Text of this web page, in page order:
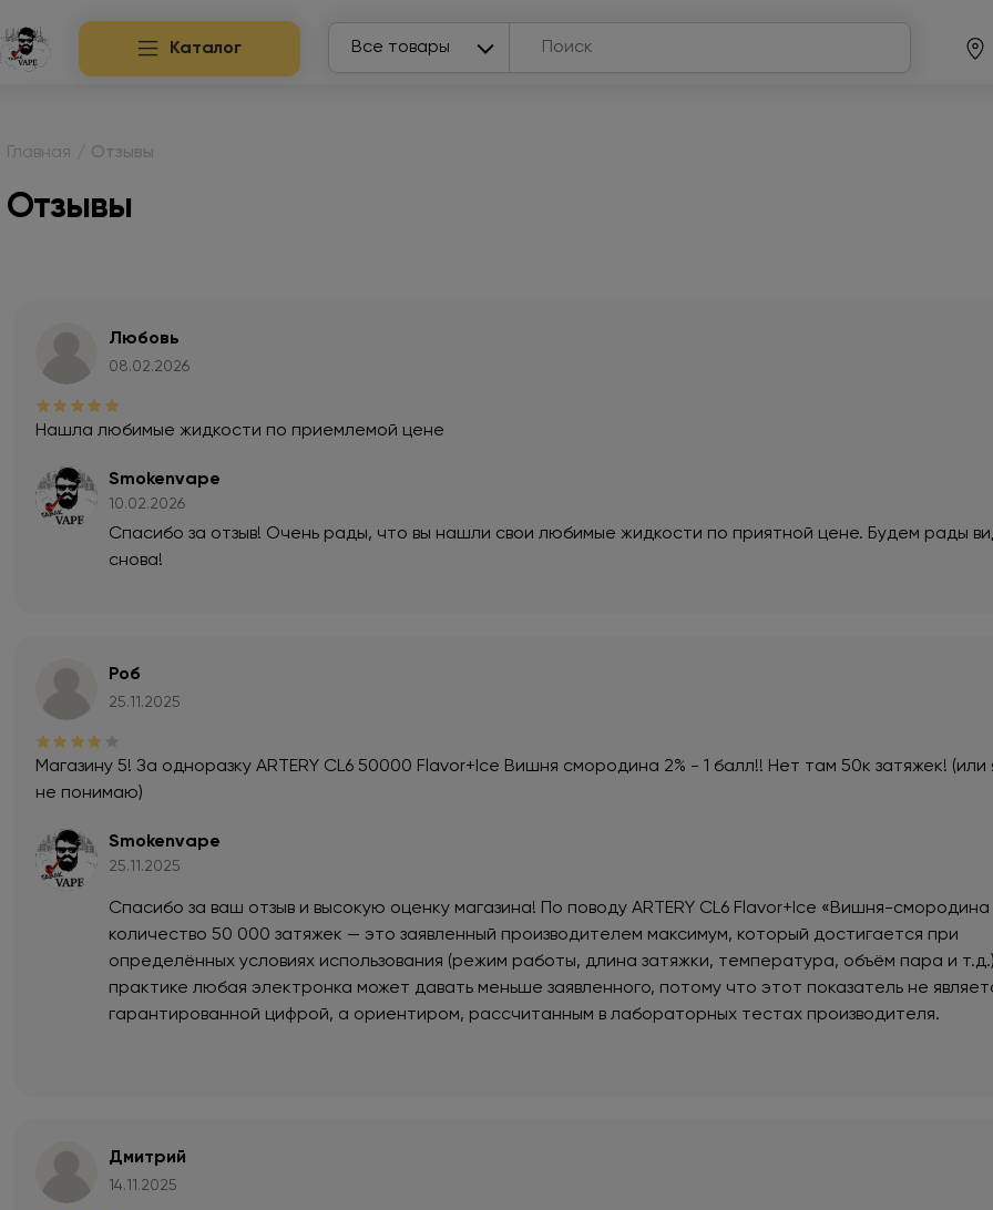
Каталог Все товары
Search
Главная Отзывы
Отзывы
Любовь
08.02.2026
Нашла любимые жидкости по приемлемой цене
Smokenvape
10.02.2026
Спасибо за отзыв! Очень рады, что вы нашли свои любимые жидкости по приятной цене. Будем рады
снова!
Роб
25.11.2025
Магазину 5! За одноразку ARTERY CL6 50000 Flavor+Ice Вишня смородина 2% - 1 балл!! Нет там 50к затяжек! (или
не понимаю)
Smokenvape
25.11.2025
Спасибо за ваш отзыв и высокую оценку магазина! По поводу ARTERY CL6 Flavor+Ice «Вишня-смородина
количество 50 000 затяжек — это заявленный производителем максимум, который достигается при
определённых условиях использования (режим работы, длина затяжки, температура, объём пара и
практике любая электронка может давать меньше заявленного, потому что этот показатель не
гарантированной цифрой, а ориентиром, рассчитанным в лабораторных тестах производителя.
Дмитрий
14.11.2025